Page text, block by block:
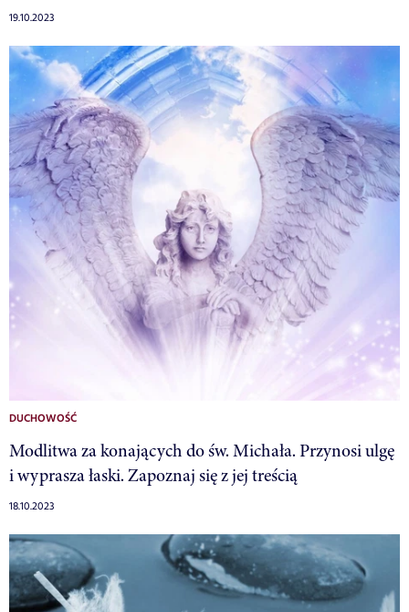
19.10.2023
DUCHOWOŚĆ
Modlitwa za konających do św. Michała. Przynosi ulgę
i wyprasza łaski. Zapoznaj się z jej treścią
18.10.2023